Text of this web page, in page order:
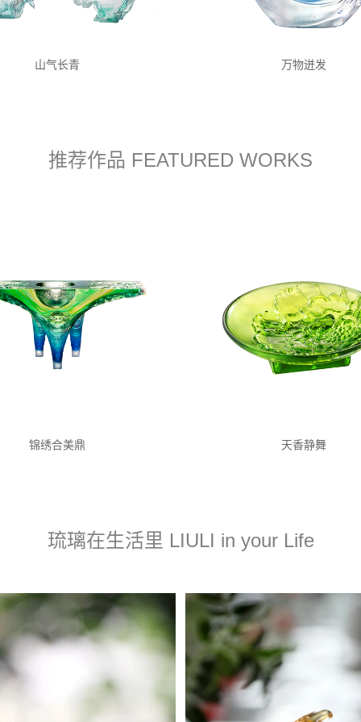
山气长青 万物迸发
推荐作品 FEATURED WORKS
锦绣合美鼎 天香静舞
琉璃在生活里 LIULI in your Life